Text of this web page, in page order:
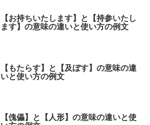
【お持ちいたします】と【持参いたし
ます】の意味の違いと使い方の例文
【もたらす】と【及ぼす】の意味の違
いと使い方の例文
【傀儡】と【人形】の意味の違いと使